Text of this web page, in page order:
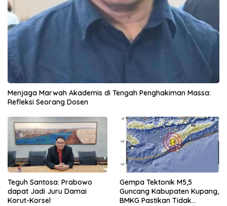
Menjaga Marwah Akademis di Tengah Penghakiman Massa:
Refleksi Seorang Dosen
Teguh Santosa: Prabowo
dapat Jadi Juru Damai
Korut-Korsel
Gempa Tektonik M5,5
Guncang Kabupaten Kupang,
BMKG Pastikan Tidak